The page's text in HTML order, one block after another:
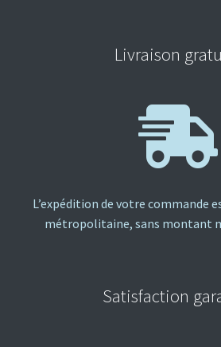
Livraison
L’expédition de votre commande
métropolitaine, sans montant
Satisfaction